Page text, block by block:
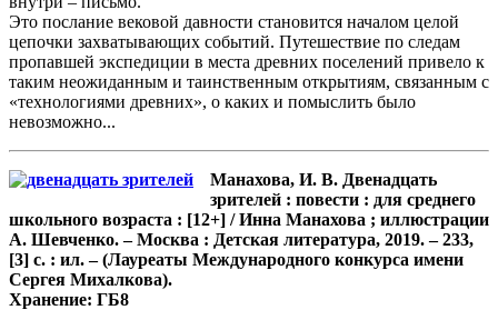
Это послание вековой давности становится началом целой
цепочки захватывающих событий. Путешествие по следам
пропавшей экспедиции в места древних поселений привело к
таким неожиданным и таинственным открытиям, связанным с
«технологиями древних», о каких и помыслить было
невозможно...
Манахова, И. В. Двенадцать
зрителей : повести : для среднего
школьного возраста : [12+] / Инна Манахова ; иллюстрации
А. Шевченко. – Москва : Детская литература, 2019. – 233,
[3] с. : ил. – (Лауреаты Международного конкурса имени
Сергея Михалкова).
Хранение: ГБ8